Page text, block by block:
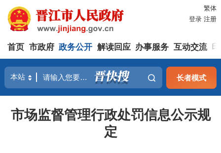
繁体
登录 注册
首页 市政府 政务公开 解读回应 办事服务 互动交流
长者模式
市场监督管理行政处罚信息公示规
定